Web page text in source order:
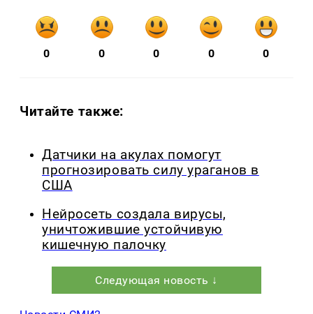
0 0 0 0 0
Читайте также:
Датчики на акулах помогут
прогнозировать силу ураганов в
США
Нейросеть создала вирусы,
уничтожившие устойчивую
кишечную палочку
Следующая новость ↓